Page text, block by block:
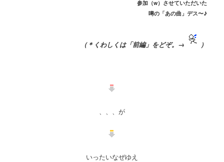
参加（w）させていただいた
噂の「あの曲」デス〜♪
（＊くわしくは「前編」をどぞ。→ ）
、、、が
いったいなぜゆえ